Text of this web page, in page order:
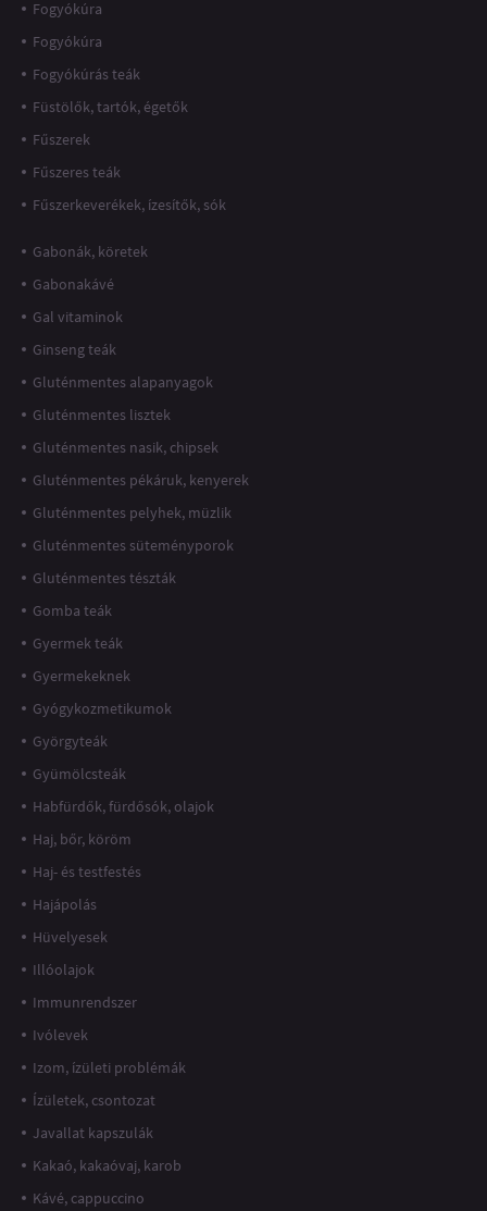
Fogyókúra
Fogyókúra
Fogyókúrás teák
Füstölők, tartók, égetők
Fűszerek
Fűszeres teák
Fűszerkeverékek, ízesítők, sók
Gabonák, köretek
Gabonakávé
Gal vitaminok
Ginseng teák
Gluténmentes alapanyagok
Gluténmentes lisztek
Gluténmentes nasik, chipsek
Gluténmentes pékáruk, kenyerek
Gluténmentes pelyhek, müzlik
Gluténmentes süteményporok
Gluténmentes tészták
Gomba teák
Gyermek teák
Gyermekeknek
Gyógykozmetikumok
Györgyteák
Gyümölcsteák
Habfürdők, fürdősók, olajok
Haj, bőr, köröm
Haj- és testfestés
Hajápolás
Hüvelyesek
Illóolajok
Immunrendszer
Ivólevek
Izom, ízületi problémák
Ízületek, csontozat
Javallat kapszulák
Kakaó, kakaóvaj, karob
Kávé, cappuccino